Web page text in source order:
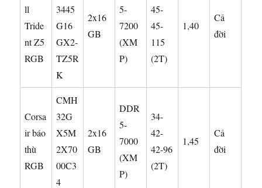
ll
Tride
nt Z5
RGB
3445
G16
GX2-
TZ5R
K
2x16
GB
5-
7200
(XM
P)
45-
45-
115
(2T)
1,40
Cả
đời
Corsa
ir báo
thù
RGB
CMH
32G
X5M
2X70
00C3
4
2x16
GB
DDR
5-
7000
(XM
P)
34-
42-
42-96
(2T)
1,45
Cả
đời